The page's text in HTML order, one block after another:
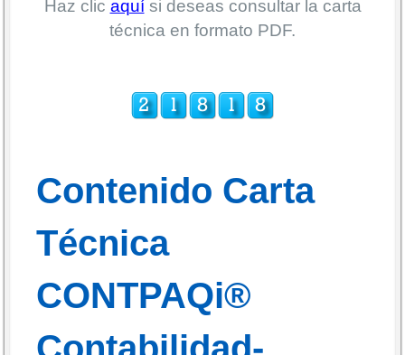
Haz clic aquísi deseas consultar la carta
técnica en formato PDF.
Contenido Carta
Técnica
CONTPAQi®